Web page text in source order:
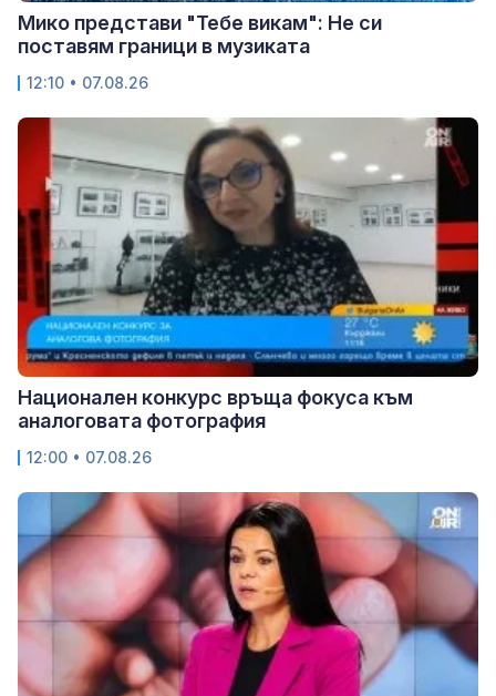
Мико представи "Тебе викам": Не си
поставям граници в музиката
12:10 • 07.08.26
Национален конкурс връща фокуса към
аналоговата фотография
12:00 • 07.08.26